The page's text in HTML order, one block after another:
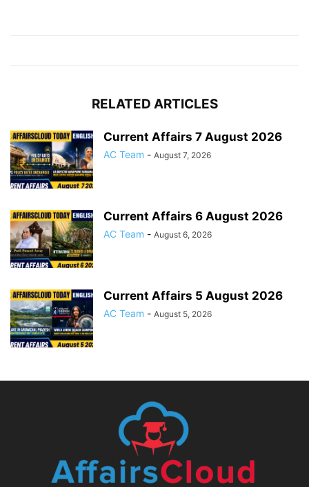
RELATED ARTICLES
Current Affairs 7 August 2026
AC Team - August 7, 2026
Current Affairs 6 August 2026
AC Team - August 6, 2026
Current Affairs 5 August 2026
AC Team - August 5, 2026